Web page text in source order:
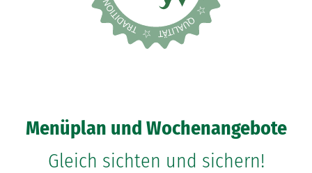
Menüplan und Wochenangebote
Gleich sichten und sichern!